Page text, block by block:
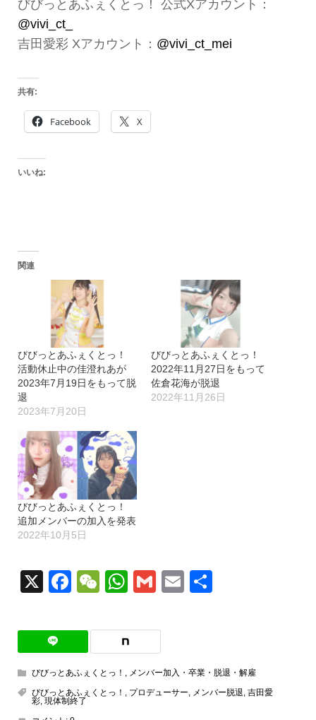
びびっとあふぇくとっ！ 公式Xアカウント：
@vivi_ct_
吉田愛彩 Xアカウント： @vivi_ct_mei
共有:
Facebook X
いいね:
関連
びびっとあふぇくとっ！
活動休止中の佳澄れあが
2023年7月19日をもって脱
退
2023年7月20日
びびっとあふぇくとっ！
2022年11月27日をもって
佐倉花海が脱退
2022年11月26日
びびっとあふぇくとっ！
追加メンバーの加入を発表
2022年10月5日
X Facebook
WeChat
WhatsApp
GmailEmail
びびっとあふぇくとっ！ , メンバー加入・卒業・脱退・解雇
びびっとあふぇくとっ！ , プロデューサー, メンバー脱退, 吉田愛
彩, 現体制終了